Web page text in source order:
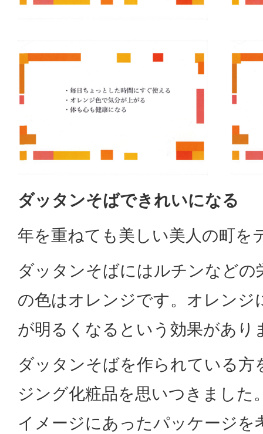
ダッタンそばできれいになる
年を重ねても美しい美人の町を
ダッタンそばにはルチンなどの
の色はオレンジです。オレンジ
が明るくなるという効果があり
ダッタンそばを作られている方
ジング化粧品を思いつきました
イメージにあったパッケージを